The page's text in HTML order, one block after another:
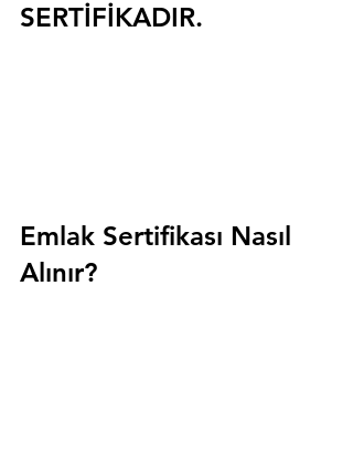
SERTİFİKADIR.
Emlak Sertifikası Nasıl
Alınır?